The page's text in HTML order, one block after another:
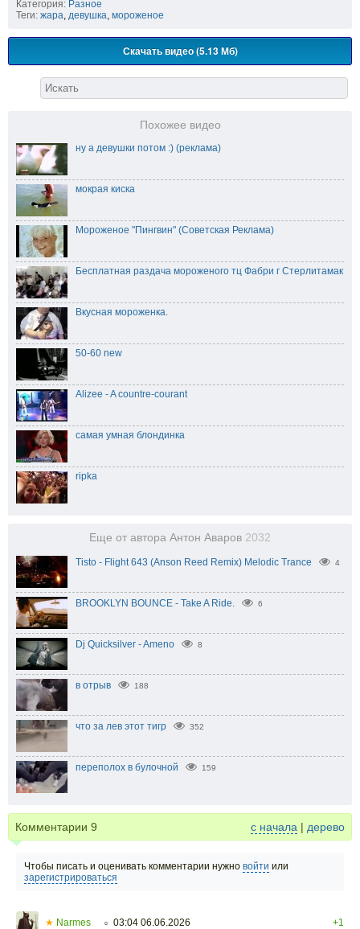
Категория: Разное
Теги: жара девушка мороженое
Скачать видео (5.13 Мб)
Похожее видео
ну а девушки потом :) (реклама)
мокрая киска
Мороженое "Пингвин" (Советская Реклама)
Бесплатная раздача мороженого тц Фабри г Стерлитамак
Вкусная мороженка.
50-60 new
Alizee - A countre-courant
самая умная блондинка
ripka
Еще от автора Антон Аваров 2032
Tisto - Flight 643 (Anson Reed Remix) Melodic Trance 4
BROOKLYN BOUNCE - Take A Ride. 6
Dj Quicksilver - Ameno 8
в отрыв 188
что за лев этот тигр 352
переполох в булочной 159
Комментарии 9 с начала | дерево
Чтобы писать и оценивать комментарии нужно войти или
зарегистрироваться
★ Narmes ○ 03:04 06.06.2026
+1